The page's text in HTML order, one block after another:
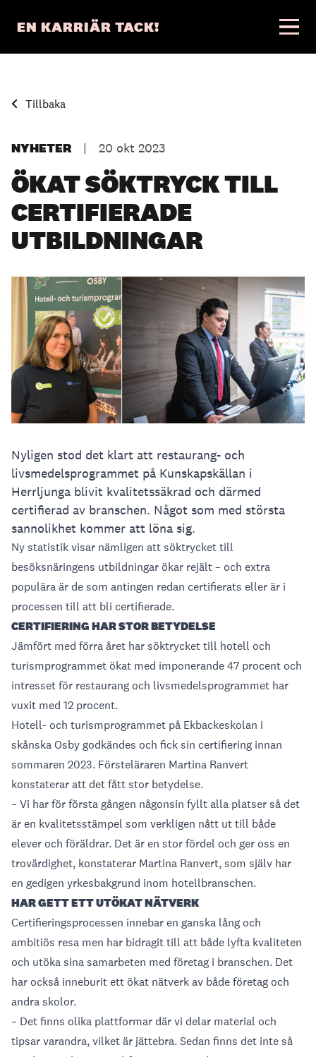
EN KARRIÄR TACK!
Tillbaka
NYHETER | 20 okt 2023
ÖKAT SÖKTRYCK TILL
CERTIFIERADE
UTBILDNINGAR
Nyligen stod det klart att restaurang- och
livsmedelsprogrammet på Kunskapskällan i
Herrljunga blivit kvalitetssäkrad och därmed
certifierad av branschen. Något som med största
sannolikhet kommer att löna sig.
Ny statistik visar nämligen att söktrycket till
besöksnäringens utbildningar ökar rejält – och extra
populära är de som antingen redan certifierats eller är i
processen till att bli certifierade.
CERTIFIERING HAR STOR BETYDELSE
Jämfört med förra året har söktrycket till hotell och
turismprogrammet ökat med imponerande 47 procent och
intresset för restaurang och livsmedelsprogrammet har
vuxit med 12 procent.
Hotell- och turismprogrammet på Ekbackeskolan i
skånska Osby godkändes och fick sin certifiering innan
sommaren 2023. Försteläraren Martina Ranvert
konstaterar att det fått stor betydelse.
– Vi har för första gången någonsin fyllt alla platser så det
är en kvalitetsstämpel som verkligen nått ut till både
elever och föräldrar. Det är en stor fördel och ger oss en
trovärdighet, konstaterar Martina Ranvert, som själv har
en gedigen yrkesbakgrund inom hotellbranschen.
HAR GETT ETT UTÖKAT NÄTVERK
Certifieringsprocessen innebar en ganska lång och
ambitiös resa men har bidragit till att både lyfta kvaliteten
och utöka sina samarbeten med företag i branschen. Det
har också inneburit ett ökat nätverk av både företag och
andra skolor.
– Det finns olika plattformar där vi delar material och
tipsar varandra, vilket är jättebra. Sedan finns det inte så